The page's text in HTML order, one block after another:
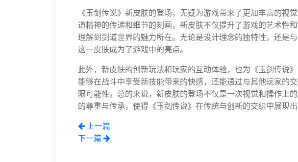
《玉剑传说》新皮肤的登场，无疑为游戏带来了更加丰富的视
道精神的传递和细节的刻画，新皮肤不仅提升了游戏的艺术性
理解到剑道世界的魅力所在。无论是设计理念的独特性，还是
这一皮肤成为了游戏中的亮点。
此外，新皮肤的创新玩法和玩家的互动体验，也为《玉剑传说
能够在战斗中享受新技能带来的快感，还能通过与其他玩家的
限可能性。总的来说，新皮肤的登场不仅是一次视觉和操作上
的尊重与传承，使得《玉剑传说》在传统与创新的交织中展现出
上一篇
下一篇